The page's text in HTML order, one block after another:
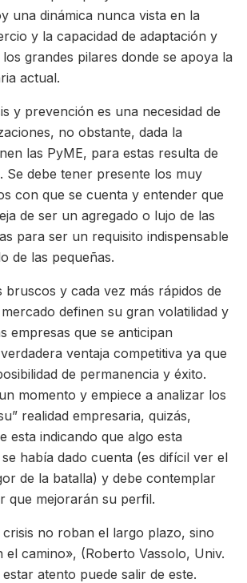
una dinámica nunca vista en la
y la capacidad de adaptación y
grandes pilares donde se apoya la
actual.
y prevención es una necesidad de
no obstante, dada la
las PyME, para estas resulta de
Se debe tener presente los muy
con que se cuenta y entender que
de ser un agregado o lujo de las
para ser un requisito indispensable
de las pequeñas.
bruscos y cada vez más rápidos de
definen su gran volatilidad y
empresas que se anticipan
ventaja competitiva ya que
de permanencia y éxito.
momento y empiece a analizar los
realidad empresaria, quizás,
esta indicando que algo esta
había dado cuenta (es difícil ver el
de la batalla) y debe contemplar
que mejorarán su perfil.
crisis no roban el largo plazo, sino
camino», (Roberto Vassolo, Univ.
atento puede salir de este.